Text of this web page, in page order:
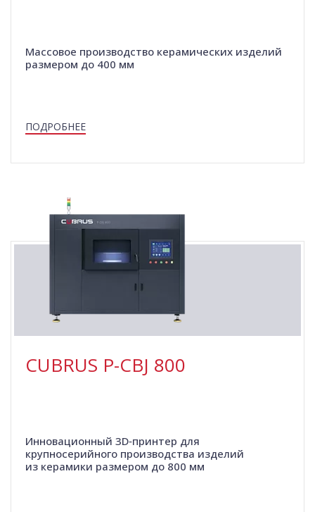
Массовое производство керамических изделий
размером до 400 мм
ПОДРОБНЕЕ
CUBRUS P-СBJ 800
Инновационный 3D‑принтер для
крупносерийного производства изделий
из керамики размером до 800 мм